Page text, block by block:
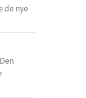
de nye